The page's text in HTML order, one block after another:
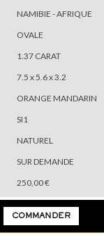
NAMIBIE - AFRIQUE
OVALE
1.37 CARAT
7.5 x 5.6 x 3.2
ORANGE MANDARIN
SI1
NATUREL
SUR DEMANDE
250,00 €
COMMANDER